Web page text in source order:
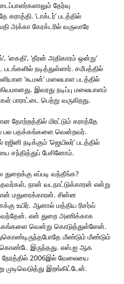
தேர்வு
‘டாக்டர்’ படத்தில்
அக்கா கேரக்டரில் வருவாரே
‘தீரன் அதிகாரம் ஒன்று’
படங்களில் நடித்துள்ளார். சமீபத்தில்
‘கூமன்’ மலையாள படத்தில்
இவரது நடிப்பு மலையாளம்
பாராட்டை பெற்று வருகிறது.
தோற்றத்தில் மிரட்டும் கராத்தே
பல பதக்கங்களை வென்றவர்.
நடிக்கும் ‘ஜெயிலர்’ படத்தில்
சந்தித்துப் பேசினோம்.
எப்படி வந்தீங்க?
நான் வடநாட்டுக்காரன் என்று
மதுரைக்காரன். சின்ன
உயிர். ஆனால் மத்திய ரிசர்வ்
வந்தேன். என் துறை அணிக்காக
வென்று கொடுத்துள்ளேன்.
மீண்டும் மீண்டும்
இருந்தது. எஸ்.ஐ ஆக
2006இல் வேலையை
முடிவெடுத்து இறங்கிட்டேன்.